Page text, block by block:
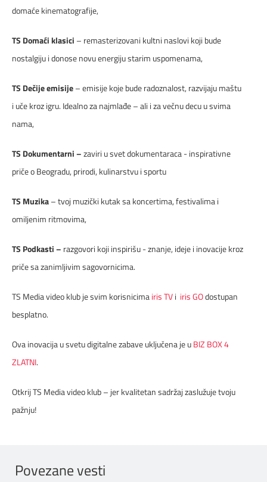
domaće kinematografije,
TS Domaći klasici – remasterizovani kultni naslovi koji bude
nostalgiju i donose novu energiju starim uspomenama,
TS Dečije emisije– emisije koje bude radoznalost, razvijaju maštu
i uče kroz igru. Idealno za najmlađe – ali i za večnu decu u svima
nama,
TS Dokumentarni –zaviri u svet dokumentaraca - inspirativne
priče o Beogradu, prirodi, kulinarstvu i sportu
TS Muzika– tvoj muzički kutak sa koncertima, festivalima i
omiljenim ritmovima,
TS Podkasti – razgovori koji inspirišu - znanje, ideje i inovacije kroz
priče sa zanimljivim sagovornicima.
TS Media video klub je svim korisnicimairis TVi iris GOdostupan
besplatno.
Ova inovacija u svetu digitalne zabave uključena je uBIZ BOX 4
ZLATNI.
Otkrij TS Media video klub – jer kvalitetan sadržaj zaslužuje tvoju
pažnju!
Povezane vesti